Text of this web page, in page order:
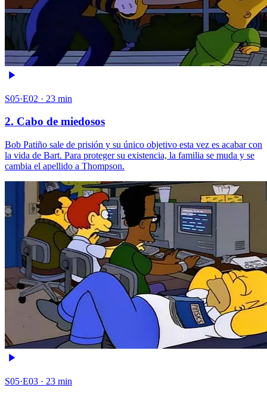
S05·E02 · 23 min
2. Cabo de miedosos
Bob Patiño sale de prisión y su único objetivo esta vez es acabar con
la vida de Bart. Para proteger su existencia, la familia se muda y se
cambia el apellido a Thompson.
S05·E03 · 23 min